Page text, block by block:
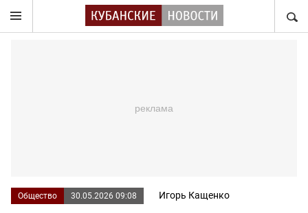
Общество 30.05.2026 09:08 Игорь Кащенко